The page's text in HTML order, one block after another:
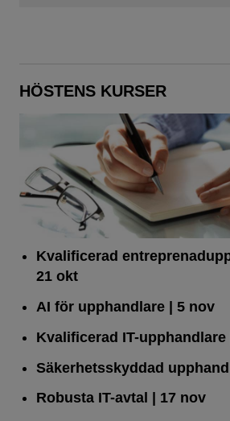
HÖSTENS KURSER
Kvalificerad
21 okt
AI för upphandlare| 5 nov
Kvalificerad IT-upphandlare
Säkerhetsskyddad
Robusta IT-avtal
| 17 nov